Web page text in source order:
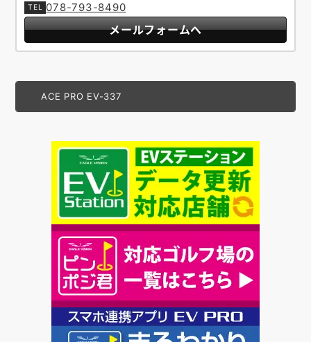
078-793-8490
メールフォームへ
ACE PRO EV-337